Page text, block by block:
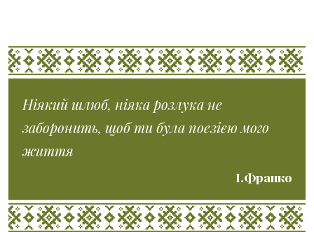
Ніякий шлюб, ніяка розлука не
заборонить, щоб ти була поезією мого
життя
І.Франко